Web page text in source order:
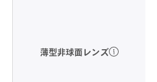
薄型非球面レンズ